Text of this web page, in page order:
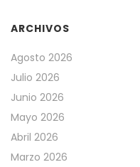
ARCHIVOS
Agosto 2026
Julio 2026
Junio 2026
Mayo 2026
Abril 2026
Marzo 2026